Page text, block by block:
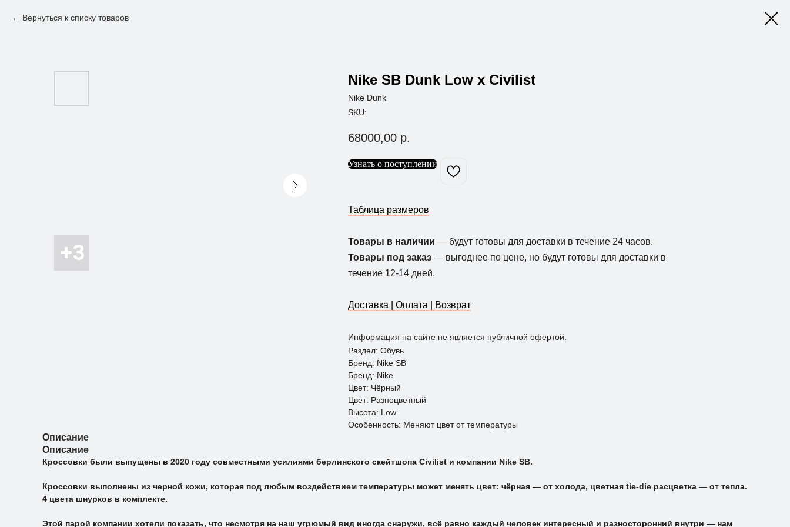
Вернуться к списку товаров
Nike SB Dunk Low x Civilist
Nike Dunk
SKU:
68000,00 р.
Узнать о поступлении
Таблица размеров
Товары в наличии — будут готовы для доставки в течение 24 часов.
Товары под заказ — выгоднее по цене, но будут готовы для доставки в
течение 12-14 дней.
Доставка | Оплата | Возврат
Информация на сайте не является публичной офертой.
Раздел: Обувь
Бренд: Nike SB
Бренд: Nike
Цвет: Чёрный
Цвет: Разноцветный
Высота: Low
Особенность: Меняют цвет от температуры
Описание
Описание
Кроссовки были выпущены в 2020 году совместными усилиями берлинского скейтшопа Civilist и компании Nike SB.
Кроссовки выполнены из черной кожи, которая под любым воздействием температуры может менять цвет: чёрная — от холода, цветная tie-die расцветка — от тепла.
4 цвета шнурков в комплекте.
Этой парой компании хотели показать, что несмотря на наш угрюмый вид иногда снаружи, всё равно каждый человек интересный и разносторонний внутри — нам